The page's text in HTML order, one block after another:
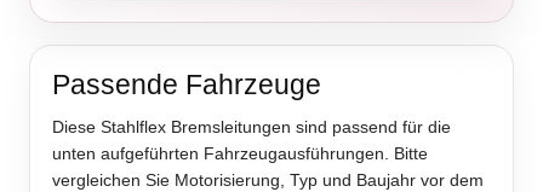
Passende Fahrzeuge
Diese Stahlflex Bremsleitungen sind passend für die
unten aufgeführten Fahrzeugausführungen. Bitte
vergleichen Sie Motorisierung, Typ und Baujahr vor dem